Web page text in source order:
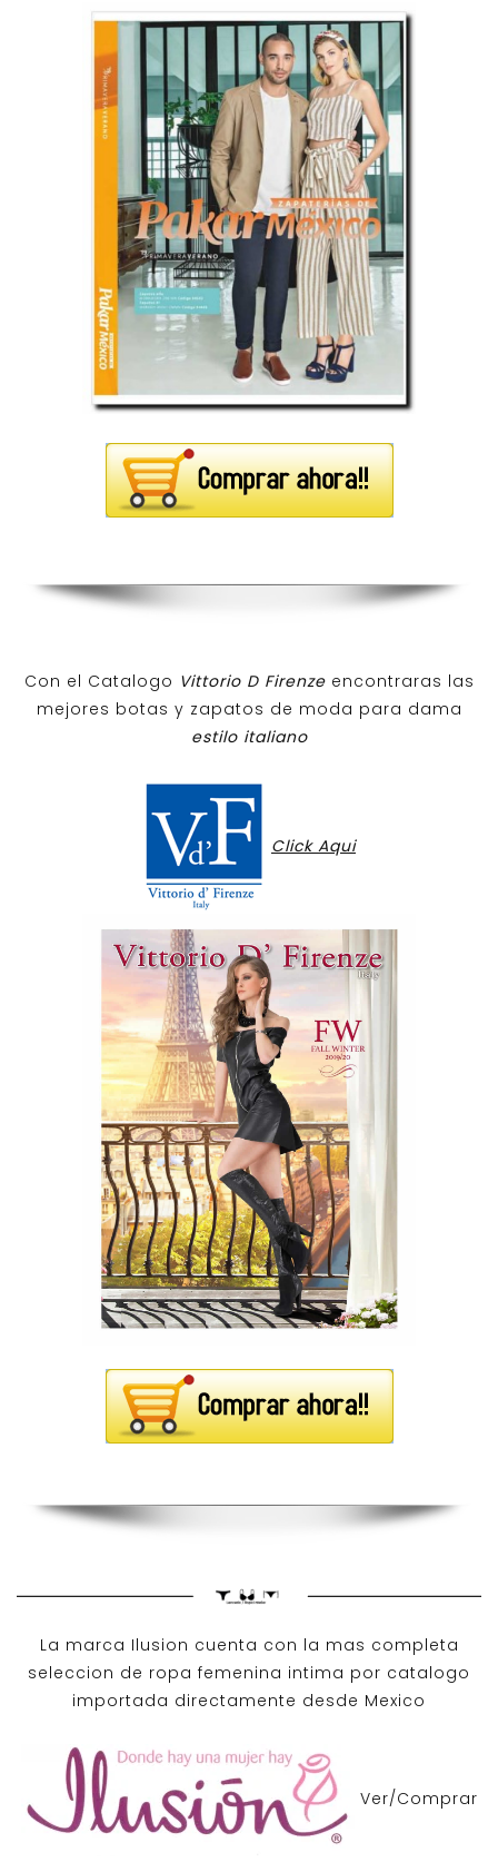
Con el Catalogo Vittorio D Firenzeencontraras las
mejores botas y zapatos de moda para dama
estilo italiano
Click Aqui
La marca Ilusion cuenta con la mas completa
seleccion de ropa femenina intima por catalogo
importada directamente desde Mexico
Ver/Comprar